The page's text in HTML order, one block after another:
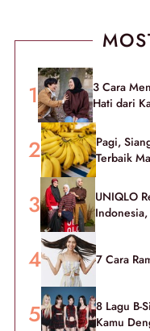
3 Cara
Hati dari
Pagi,
Terbaik
UNIQLO
7 Cara
8 Lagu B-
Kamu